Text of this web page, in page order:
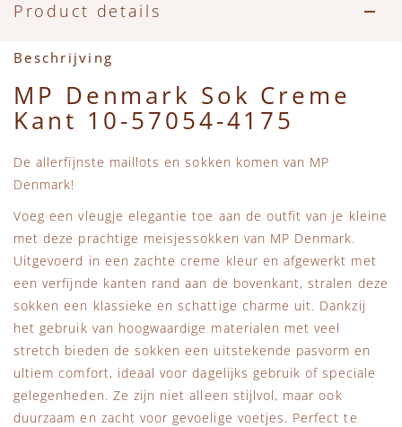
Accessoires
Zwemkleding
Zwemkleding
Feestkleding
Speelgoed
Beren, Speendoekjes en Knuffeldoekjes
Tassen
Verzorgingsproducten
MarMar Copenhagen
Mini Rodini
+1 in the family
New Balance
Play Up
Sproet & Sprout
Tiny Cottons
Product details
Beschrijving
MP Denmark Sok Creme
Kant 10-57054-4175
De allerfijnste maillots en sokken komen van MP
Denmark!
Voeg een vleugje elegantie toe aan de outfit van je kleine
met deze prachtige meisjessokken van MP Denmark.
Uitgevoerd in een zachte creme kleur en afgewerkt met
een verfijnde kanten rand aan de bovenkant, stralen deze
sokken een klassieke en schattige charme uit. Dankzij
het gebruik van hoogwaardige materialen met veel
stretch bieden de sokken een uitstekende pasvorm en
ultiem comfort, ideaal voor dagelijks gebruik of speciale
gelegenheden. Ze zijn niet alleen stijlvol, maar ook
duurzaam en zacht voor gevoelige voetjes. Perfect te